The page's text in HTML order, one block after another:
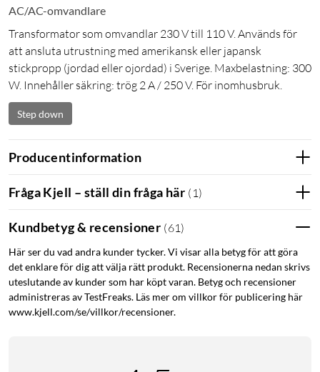
AC/AC-omvandlare
Transformator som omvandlar 230 V till 110 V. Används för
att ansluta utrustning med amerikansk eller japansk
stickpropp (jordad eller ojordad) i Sverige. Maxbelastning: 300
W. Innehåller säkring: trög 2 A / 250 V. För inomhusbruk.
Step down
Producentinformation
Fråga Kjell – ställ din fråga här ( 1 )
Kundbetyg & recensioner (61 )
Här ser du vad andra kunder tycker. Vi visar alla betyg för att göra
det enklare för dig att välja rätt produkt. Recensionerna nedan skrivs
uteslutande av kunder som har köpt varan. Betyg och recensioner
administreras av TestFreaks. Läs mer om villkor för publicering här
www.kjell.com/se/villkor/recensioner.